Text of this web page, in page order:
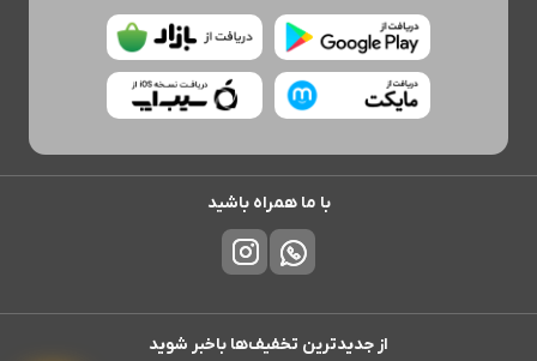
با ما همراه باشید
از جدیدترین تخفیف‌ها باخبر شوید